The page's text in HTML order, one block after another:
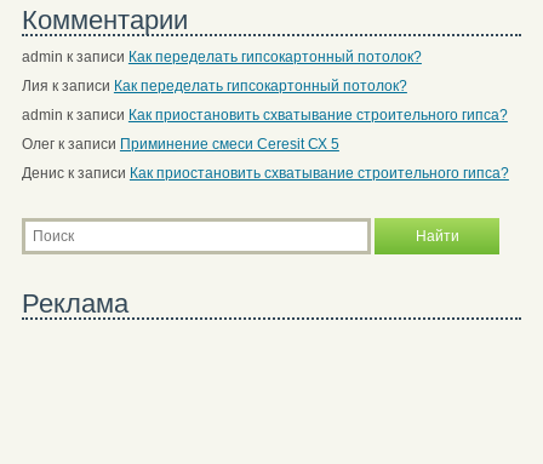
Комментарии
admin к записи Как переделать гипсокартонный потолок?
Лия к записи Как переделать гипсокартонный потолок?
admin к записи Как приостановить схватывание строительного гипса?
Олегк записи Приминение смеси Ceresit СХ 5
Дениск записи Как приостановить схватывание строительного гипса?
Реклама